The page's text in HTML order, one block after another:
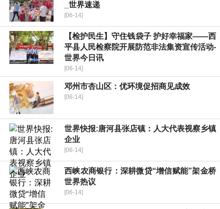
_世界速递
[06-14]
【检护民生】守住钱袋子 护好幸福家——西
平县人民检察院开展防范非法集资宣传活动-
世界今日讯
[06-14]
邓州市杏山区：优环境促招商见成效
[06-14]
世界快报:唐河县张店镇：人大代表视察乡镇
企业
[06-14]
西峡农商银行：深耕微贷“增信赋能”架金桥
世界热议
[06-14]